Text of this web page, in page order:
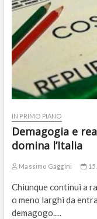
IN PRIMO PIANO
Demagogia e
domina l’Italia
Massimo Gaggini 15
Chiunque continui a
o meno larghi da
demagogo.…